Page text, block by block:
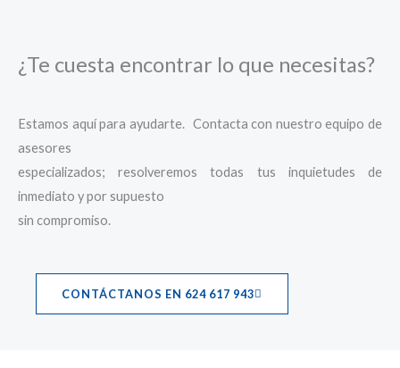
¿Te cuesta encontrar lo que necesitas?
Estamos aquí para ayudarte. Contacta con nuestro equipo de
asesores
especializados; resolveremos todas tus inquietudes de
inmediato y por supuesto
sin compromiso.
CONTÁCTANOS EN 624 617 943